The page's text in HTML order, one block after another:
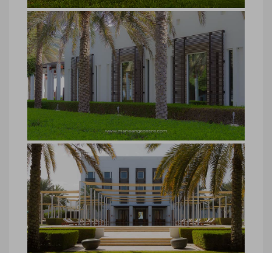
hôtel luxe Oman, The Chedi
hôtel luxe Oman, The Chedi © Marie-
Ange Ostré